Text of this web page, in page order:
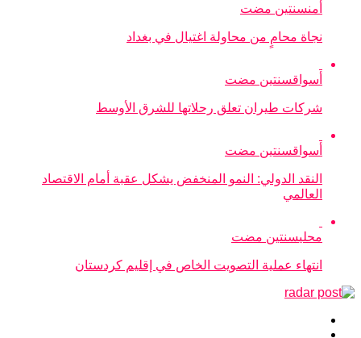
أمنسنتين مضت
نجاة محامٍ من محاولة اغتيال في بغداد
أسواقسنتين مضت
شركات طيران تعلق رحلاتها للشرق الأوسط
أسواقسنتين مضت
النقد الدولي: النمو المنخفض يشكل عقبة أمام الاقتصاد
العالمي
محليسنتين مضت
انتهاء عملية التصويت الخاص في إقليم كردستان